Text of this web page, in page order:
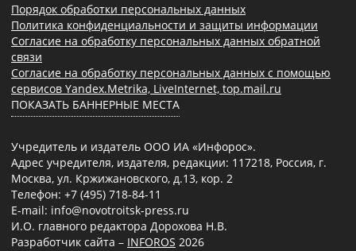
Порядок обработки персональных данных
Политика конфиденциальности и защиты информации
Согласие на обработку персональных данных обратной
связи
Согласие на обработку персональных данных с помощью
сервисов Yandex.Metrika, LiveInternet, top.mail.ru
ПОКАЗАТЬ БАННЕРНЫЕ МЕСТА
Учредитель и издатель ООО ИА «Инфорос».
Адрес учредителя, издателя, редакции: 117218, Россия, г.
Москва, ул. Кржижановского, д.13, кор. 2
Телефон: +7 (495) 718-84-11
E-mail: info@novotroitsk-press.ru
И.О. главного редактора Дорохова Н.В.
Разработчик сайта – INFOROS 2026